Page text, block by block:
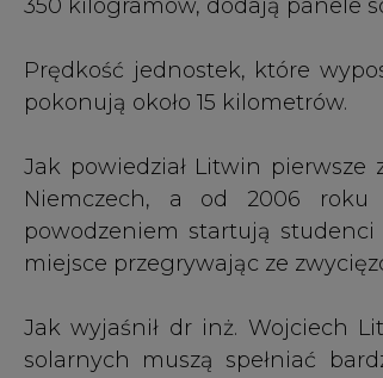
350 kilogramów, dodają panele
Prędkość jednostek, które
pokonują około 15 kilometrów.
Jak powiedział Litwin pierwsze
Niemczech, a od 2006 roku
powodzeniem startują studenci
miejsce przegrywając ze
Jak wyjaśnił dr inż. Wojciech
solarnych muszą spełniać